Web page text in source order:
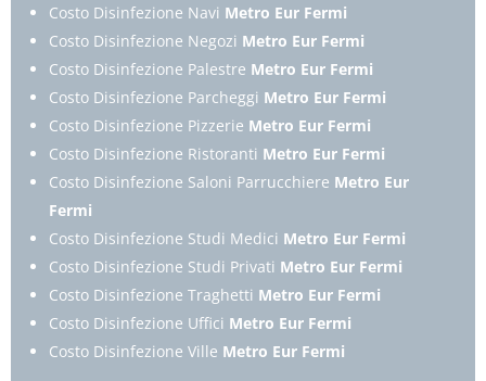
Costo Disinfezione Navi Metro Eur Fermi
Costo Disinfezione Negozi Metro Eur Fermi
Costo Disinfezione Palestre Metro Eur Fermi
Costo Disinfezione Parcheggi Metro Eur Fermi
Costo Disinfezione Pizzerie Metro Eur Fermi
Costo Disinfezione Ristoranti Metro Eur Fermi
Costo Disinfezione Saloni Parrucchiere Metro Eur
Fermi
Costo Disinfezione Studi Medici Metro Eur Fermi
Costo Disinfezione Studi Privati Metro Eur Fermi
Costo Disinfezione Traghetti Metro Eur Fermi
Costo Disinfezione Uffici Metro Eur Fermi
Costo Disinfezione Ville Metro Eur Fermi